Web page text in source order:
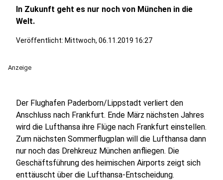
In Zukunft geht es nur noch von München in die
Welt.
Veröffentlicht: Mittwoch, 06.11.2019 16:27
Anzeige
Der Flughafen Paderborn/Lippstadt verliert den
Anschluss nach Frankfurt. Ende März nächsten Jahres
wird die Lufthansa ihre Flüge nach Frankfurt einstellen.
Zum nächsten Sommerflugplan will die Lufthansa dann
nur noch das Drehkreuz München anfliegen. Die
Geschäftsführung des heimischen Airports zeigt sich
enttäuscht über die Lufthansa-Entscheidung.